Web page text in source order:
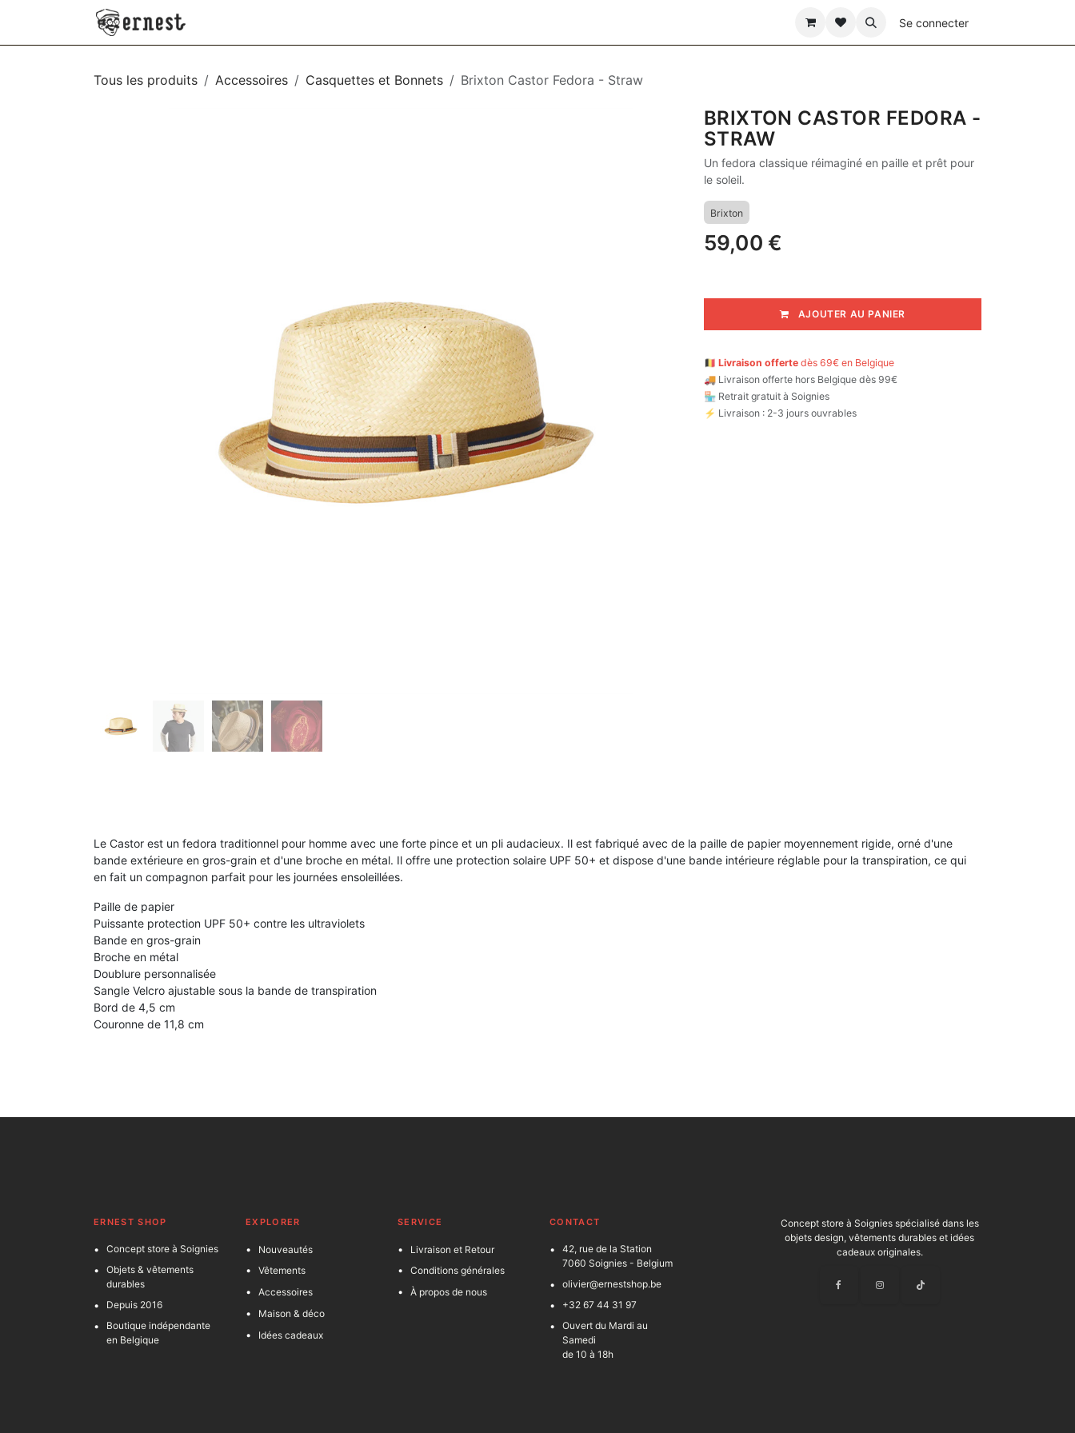
SE RENDRE AU CONTENU
Se connecter
Tous les produits Accessoires Casquettes et Bonnets Brixton Castor Fedora - Straw
BRIXTON CASTOR FEDORA -
STRAW
Un fedora classique réimaginé en paille et prêt pour
le soleil.
Brixton
59,00 €
AJOUTER AU PANIER
🇧🇪 Livraison offerte dès 69€ en Belgique
🚚 Livraison offerte hors Belgique dès 99€
🏪 Retrait gratuit à Soignies
⚡ Livraison : 2-3 jours ouvrables
Le Castor est un fedora traditionnel pour homme avec une forte pince et un pli audacieux. Il est fabriqué avec de la paille de papier moyennement rigide, orné d'une
bande extérieure en gros-grain et d'une broche en métal. Il offre une protection solaire UPF 50+ et dispose d'une bande intérieure réglable pour la transpiration, ce qui
en fait un compagnon parfait pour les journées ensoleillées.
Paille de papier
Puissante protection UPF 50+ contre les ultraviolets
Bande en gros-grain
Broche en métal
Doublure personnalisée
Sangle Velcro ajustable sous la bande de transpiration
Bord de 4,5 cm
Couronne de 11,8 cm
ERNEST SHOP
Concept store à Soignies
Objets & vêtements
durables
Depuis 2016
Boutique indépendante
en Belgique
EXPLORER
Nouveautés
Vêtements
Accessoires
Maison & déco
Idées cadeaux
SERVICE
Livraison et Retour
Conditions générales
À propos de nous
CONTACT
42, rue de la Station
7060 Soignies - Belgium
olivier@ernestshop.be
+32 67 44 31 97
Ouvert du Mardi au
Samedi
de 10 à 18h
Concept store à Soignies spécialisé dans les
objets design, vêtements durables et idées
cadeaux originales.